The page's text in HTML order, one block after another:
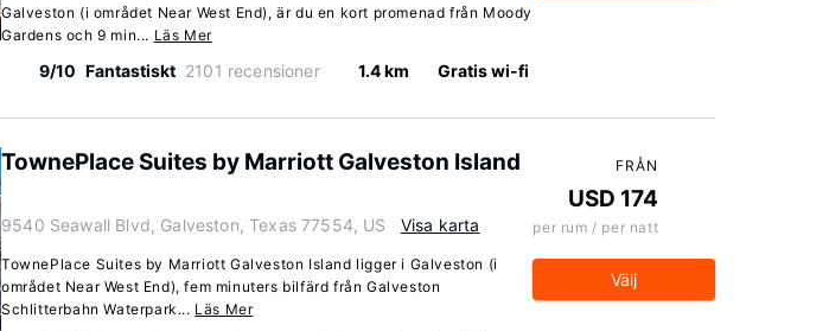
Galveston (i området Near West End), är du en kort promenad från Moody
Gardens och 9 min... Läs Mer
9/10 Fantastiskt 2101 recensioner 1.4 km Gratis wi-fi
TownePlace Suites by Marriott Galveston Island
9540 Seawall Blvd, Galveston, Texas 77554, US Visa karta
TownePlace Suites by Marriott Galveston Island ligger i Galveston (i
området Near West End), fem minuters bilfärd från Galveston
Schlitterbahn Waterpark... Läs Mer
FRÅN
USD 174
per rum / per natt
Välj